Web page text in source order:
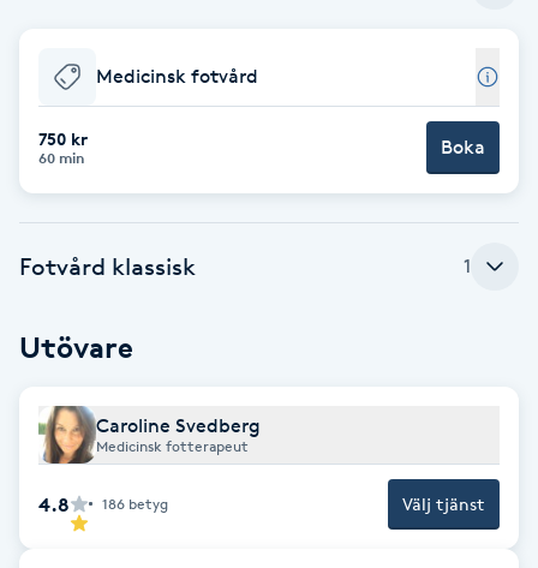
Balayage
Blowout
Bottenfärg
Medicinsk fotvård
750 kr
60 min Boka
Fotvård klassisk 1
Utövare
Caroline Svedberg
Medicinsk fotterapeut
4.8 186 betyg Välj tjänst